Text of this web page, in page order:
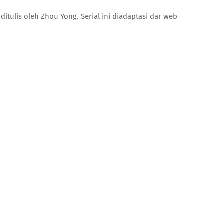
oleh Zhou Yong. Serial ini diadaptasi dar web